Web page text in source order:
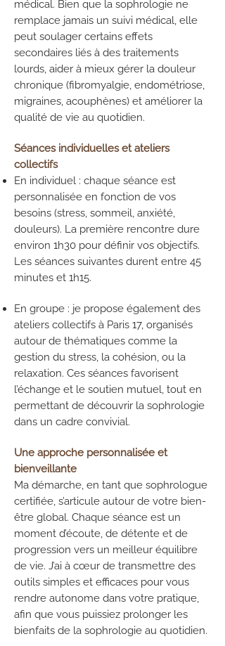
médical. Bien que la sophrologie ne
remplace jamais un suivi médical, elle
peut soulager certains effets
secondaires liés à des traitements
lourds, aider à mieux gérer la douleur
chronique (fibromyalgie, endométriose,
migraines, acouphènes) et améliorer la
qualité de vie au quotidien.
Séances individuelles et ateliers
collectifs
En individuel : chaque séance est
personnalisée en fonction de vos
besoins (stress, sommeil, anxiété,
douleurs). La première rencontre dure
environ 1h30 pour définir vos objectifs.
Les séances suivantes durent entre 45
minutes et 1h15.
En groupe : je propose également des
ateliers collectifs à Paris 17, organisés
autour de thématiques comme la
gestion du stress, la cohésion, ou la
relaxation. Ces séances favorisent
l’échange et le soutien mutuel, tout en
permettant de découvrir la sophrologie
dans un cadre convivial.
Une approche personnalisée et
bienveillante
Ma démarche, en tant que sophrologue
certifiée, s’articule autour de votre bien-
être global. Chaque séance est un
moment d’écoute, de détente et de
progression vers un meilleur équilibre
de vie. J’ai à cœur de transmettre des
outils simples et efficaces pour vous
rendre autonome dans votre pratique,
afin que vous puissiez prolonger les
bienfaits de la sophrologie au quotidien.